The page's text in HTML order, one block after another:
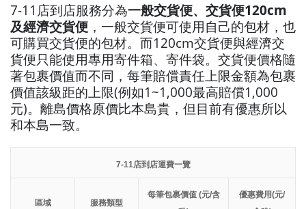
7-11店到店服務分為一般交貨便、交貨便120cm
及經濟交貨便 ，一般交貨便可使用自己的包材，也
可購買交貨便的包材。而120cm交貨便與經濟交
貨便只能使用專用寄件箱、寄件袋。交貨便價格隨
著包裹價值而不同，每筆賠償責任上限金額為包裹
價值該級距的上限(例如1~1,000最高賠償1,000
元)。離島價格原價比本島貴，但目前有優惠所以
和本島一致。
7-11店到店運費一覽
區域 服務類型
每筆包裹價值 (元/含
優惠費用(元/